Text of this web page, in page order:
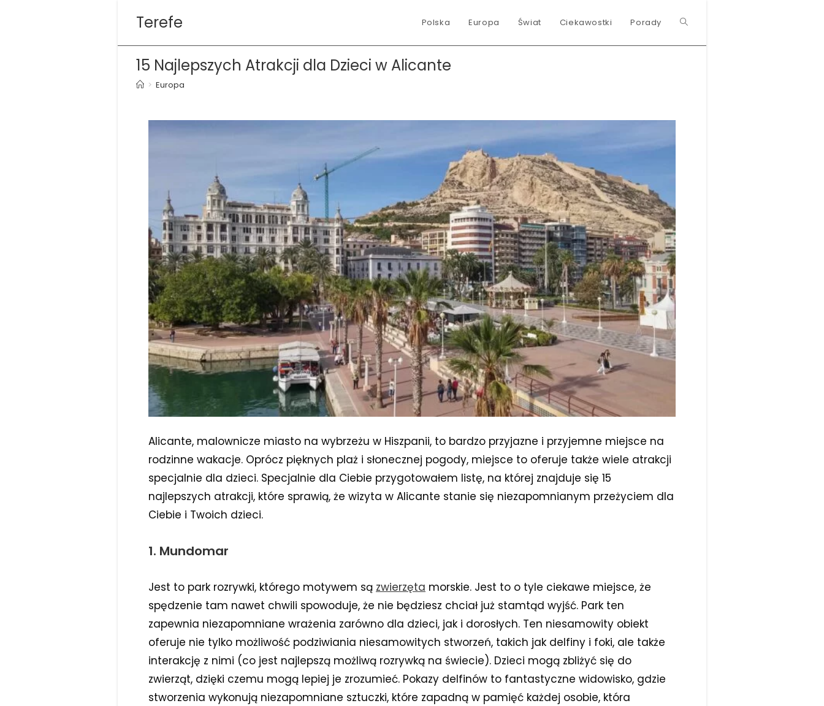
Terefe Polska Europa Świat Ciekawostki Porady Toggle
15 Najlepszych Atrakcji dla Dzieci w Alicante
> Europa
Alicante, malownicze miasto na wybrzeżu w Hiszpanii, to bardzo przyjazne i przyjemne miejsce na
rodzinne wakacje. Oprócz pięknych plaż i słonecznej pogody, miejsce to oferuje także wiele atrakcji
specjalnie dla dzieci. Specjalnie dla Ciebie przygotowałem listę, na której znajduje się 15
najlepszych atrakcji, które sprawią, że wizyta w Alicante stanie się niezapomnianym przeżyciem dla
Ciebie i Twoich dzieci.
1. Mundomar
Jest to park rozrywki, którego motywem są zwierzęta morskie. Jest to o tyle ciekawe miejsce, że
spędzenie tam nawet chwili spowoduje, że nie będziesz chciał już stamtąd wyjść. Park ten
zapewnia niezapomniane wrażenia zarówno dla dzieci, jak i dorosłych. Ten niesamowity obiekt
oferuje nie tylko możliwość podziwiania niesamowitych stworzeń, takich jak delfiny i foki, ale także
interakcję z nimi (co jest najlepszą możliwą rozrywką na świecie). Dzieci mogą zbliżyć się do
zwierząt, dzięki czemu mogą lepiej je zrozumieć. Pokazy delfinów to fantastyczne widowisko, gdzie
stworzenia wykonują niezapomniane sztuczki, które zapadną w pamięć każdej osobie, która